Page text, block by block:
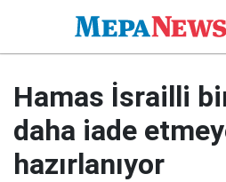
Hamas İsrailli
daha iade
hazırlanıyor